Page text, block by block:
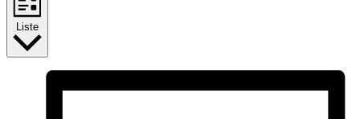
Liste